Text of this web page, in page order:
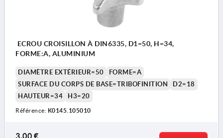
Forme E : trou borgne taraudé
Forme L : avec tige filetée
ECROU CROISILLON À DIN6335, D1=50, H=34,
FORME:A, ALUMINIUM
DIAMÈTRE EXTÉRIEUR=50
FORME=A
SURFACE DU CORPS DE BASE=TRIBOFINITION
D2=18
HAUTEUR=34
H3=20
Référence: K0145.105010
3,00 €